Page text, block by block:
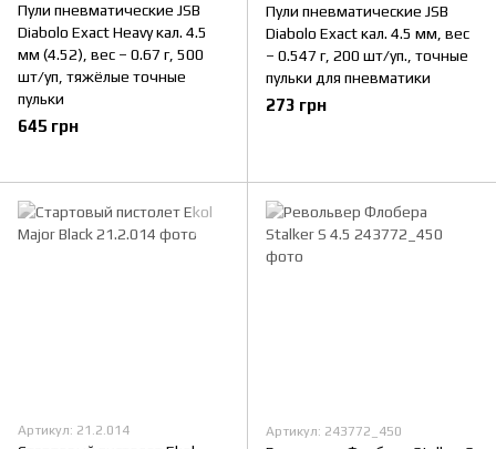
Пули пневматические JSB
Diabolo Exact Heavy кал. 4.5
мм (4.52), вес – 0.67 г, 500
шт/уп, тяжёлые точные
пульки
645 грн
Пули пневматические JSB
Diabolo Exact кал. 4.5 мм, вес
– 0.547 г, 200 шт/уп., точные
пульки для пневматики
273 грн
Артикул: 21.2.014 Артикул: 243772_450